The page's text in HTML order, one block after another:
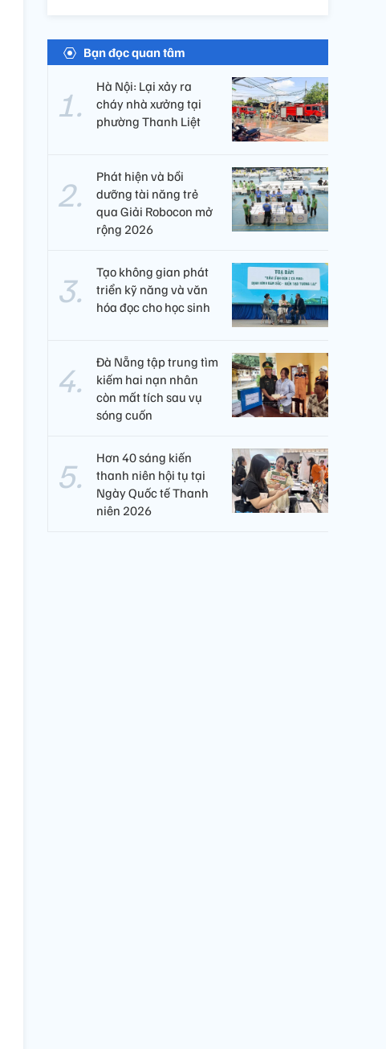
Bạn đọc quan tâm
Hà Nội: Lại xảy ra
cháy nhà xưởng tại
phường Thanh Liệt
Phát hiện và bồi
dưỡng tài năng trẻ
qua Giải Robocon mở
rộng 2026
Tạo không gian phát
triển kỹ năng và văn
hóa đọc cho học sinh
Đà Nẵng tập trung tìm
kiếm hai nạn nhân
còn mất tích sau vụ
sóng cuốn
Hơn 40 sáng kiến
thanh niên hội tụ tại
Ngày Quốc tế Thanh
niên 2026